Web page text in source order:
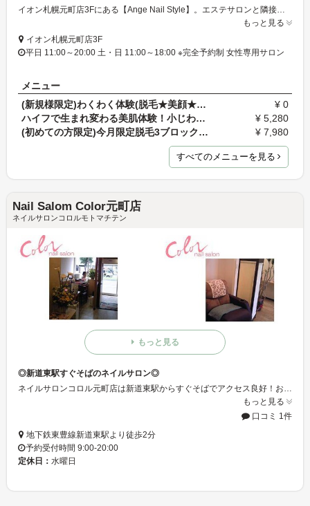
イオン札幌元町店3Fにある【Ange Nail Style】。エステサロンと隣接している為、予約が便利♪。エステもネイルんも楽しみたい欲張りさんにピッタリなわがままサロン◎あなたも身体も指先もキレイになってみませんか？
もっと見る
イオン札幌元町店3F
平日 11:00～20:00 土・日 11:00～18:00 ※完全予約制 女性専用サロン
メニュー
(新規様限定)わくわく体験(脱毛★美顔★痩身)とお悩み…
¥ 0
ハイフで生まれ変わる美肌体験！小じわ、たるみ、毛…
¥ 5,280
(初めての方限定)今月限定脱毛3ブロック限定7980！自…
¥ 7,980
すべてのメニューを見る
Nail Salom Color元町店
ネイルサロンコロルモトマチテン
もっと見る
◎新道東駅すぐそばのネイルサロン◎
ネイルサロンコロル元町店は新道東駅からすぐそばでアクセス良好！お買い物やお仕事帰りのご利用にもしやすいですよ☆腕に覚えありのスタッフがご利用をお待ちしております！！
もっと見る
口コミ 1件
地下鉄東豊線新道東駅より徒歩2分
予約受付時間 9:00-20:00
定休日： 水曜日